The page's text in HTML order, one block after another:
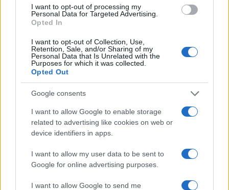
I want to opt-out of processing my
Personal Data for Targeted Advertising.
Opted In
I want to opt-out of Collection, Use,
Retention, Sale, and/or Sharing of my
Personal Data that Is Unrelated with the
Purposes for which it was collected.
Opted Out
Google consents
I want to allow Google to enable storage
related to advertising like cookies on web or
device identifiers in apps.
I want to allow my user data to be sent to
Google for online advertising purposes.
I want to allow Google to send me
Hijo de Javier Gutiérrez: un campeón con
capacidades especiales